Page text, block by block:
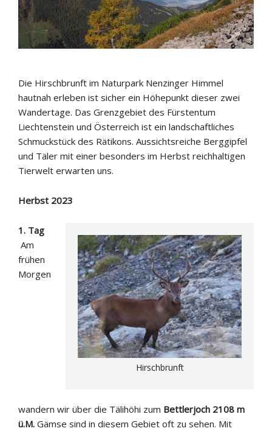
Die Hirschbrunft im Naturpark Nenzinger Himmel
hautnah erleben ist sicher ein Höhepunkt dieser zwei
Wandertage. Das Grenzgebiet des Fürstentum
Liechtenstein und Österreich ist ein landschaftliches
Schmuckstück des Rätikons. Aussichtsreiche Berggipfel
und Täler mit einer besonders im Herbst reichhaltigen
Tierwelt erwarten uns.
Herbst 2023
Hirschbrunft
1. Tag
Am
frühen
Morgen
wandern wir über die Tälihöhi zum Bettlerjoch 2108 m
ü.M. Gämse sind in diesem Gebiet oft zu sehen. Mit